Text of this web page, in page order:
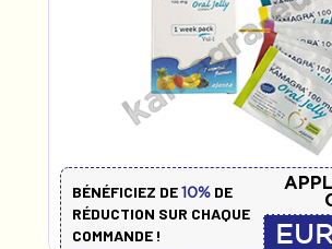
BÉNÉFICIEZ DE10% DE
RÉDUCTION SUR CHAQUE
COMMANDE !